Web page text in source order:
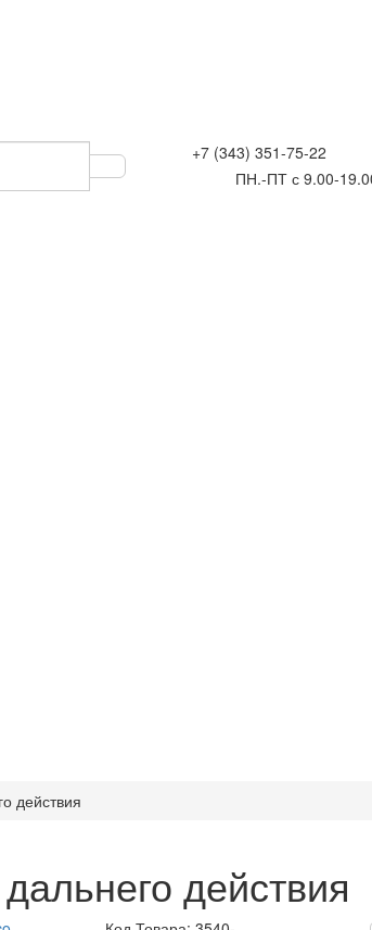
+7 (343) 351-75-22
ПН.-ПТ с 9.00-
действия
действия